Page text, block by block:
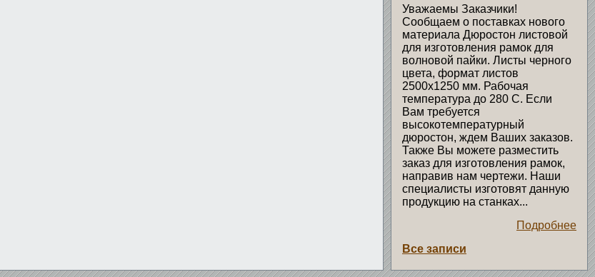
Уважаемы Заказчики!
Сообщаем о поставках нового
материала Дюростон листовой
для изготовления рамок для
волновой пайки. Листы черного
цвета, формат листов
2500х1250 мм. Рабочая
температура до 280 С. Если
Вам требуется
высокотемпературный
дюростон, ждем Ваших заказов.
Также Вы можете разместить
заказ для изготовления рамок,
направив нам чертежи. Наши
специалисты изготовят данную
продукцию на станках...
Подробнее
Все записи